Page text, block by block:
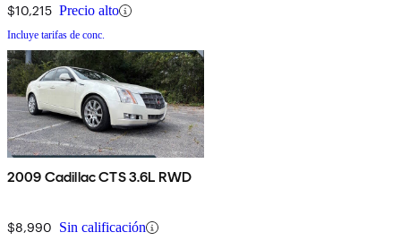
$10,215 Precio alto
Incluye tarifas de conc.
2009 Cadillac CTS 3.6L RWD
$8,990 Sin calificación